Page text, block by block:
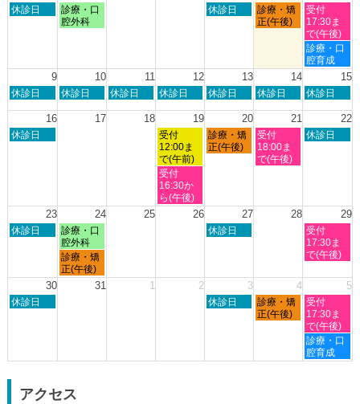
月
27th
月
1st
2026
日
2nd
休診日
月
曜
3rd
診療・口
腔外科
木
6th
休診日
金
曜
7th
診療・矯
正(午後)
土
曜
日,
8
月
8th
受付
17:30ま
で(午後)
土
曜
日,
月
診療・口
腔育成
9 10 11 12 13 14 15
日
8
月
休診日
月
休診日
火
休診日
水
8
月
12th
2026
休診日
木
8
月
13th
休診日
金
8
月
14th
2026
休診日
土
8
月
休診日
16 17 18 19 20 21 22
日
2026
休診日
水
曜
日,
8
月
19th
2026
受付
12:00ま
で(午前)
木
曜
2026
診療・矯
正(午後)
金
曜
日,
2026
受付
18:00ま
で(午後)
土
2026
休診日
水
曜
日,
8
受付
16:30か
ら(午後)
23 24 25 26 27 28 29
日
月
2026
休診日
月
曜
日,
8
月
診療・口
腔外科
木
月
2026
休診日
土
曜
日,
月
2026
受付
17:30ま
で(午後)
月
曜
日,
診療・矯
正(午後)
30 31 1 2 3 4 5
日
30th
休診日
木
3rd
休診日
金
曜
4th
診療・矯
正(午後)
土
曜
日,
9
月
5th
受付
17:30ま
で(午後)
土
曜
日,
診療・口
腔育成
アクセス